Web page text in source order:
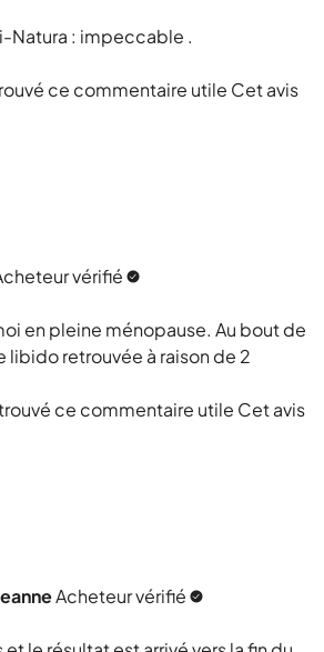
Natura : impeccable .
ce commentaire utile Cet avis
vérifié
en pleine ménopause. Au bout de
libido retrouvée à raison de 2
ce commentaire utile Cet avis
Acheteur vérifié